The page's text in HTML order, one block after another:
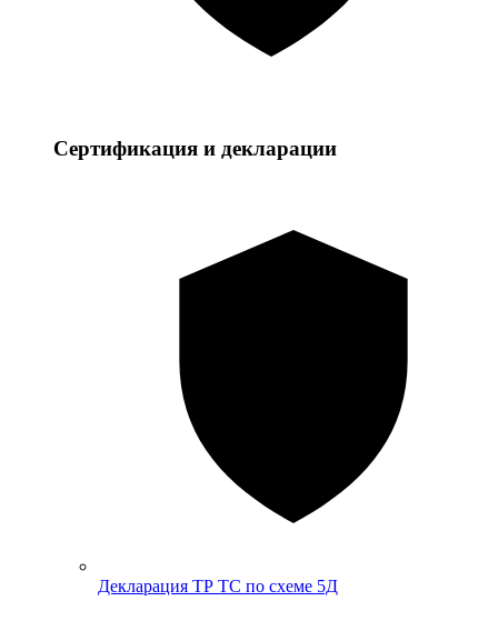
Сертификация и декларации
Декларация ТР ТС по схеме 5Д